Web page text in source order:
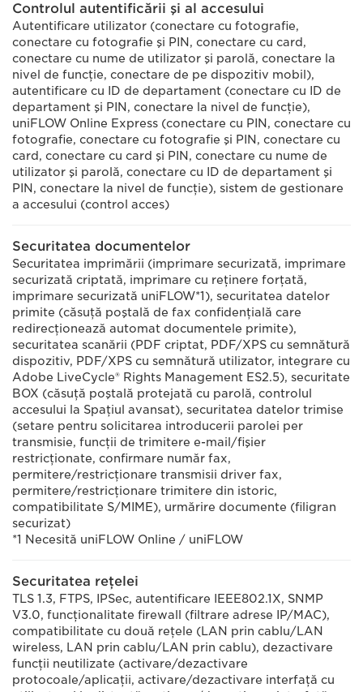
Controlul autentificării şi al accesului
Autentificare utilizator (conectare cu fotografie,
conectare cu fotografie şi PIN, conectare cu card,
conectare cu nume de utilizator şi parolă, conectare la
nivel de funcţie, conectare de pe dispozitiv mobil),
autentificare cu ID de departament (conectare cu ID de
departament şi PIN, conectare la nivel de funcţie),
uniFLOW Online Express (conectare cu PIN, conectare cu
fotografie, conectare cu fotografie şi PIN, conectare cu
card, conectare cu card şi PIN, conectare cu nume de
utilizator şi parolă, conectare cu ID de departament şi
PIN, conectare la nivel de funcţie), sistem de gestionare
a accesului (control acces)
Securitatea documentelor
Securitatea imprimării (imprimare securizată, imprimare
securizată criptată, imprimare cu reţinere forţată,
imprimare securizată uniFLOW*1), securitatea datelor
primite (căsuţă poştală de fax confidenţială care
redirecţionează automat documentele primite),
securitatea scanării (PDF criptat, PDF/XPS cu semnătură
dispozitiv, PDF/XPS cu semnătură utilizator, integrare cu
Adobe LiveCycle® Rights Management ES2.5), securitate
BOX (căsuţă poştală protejată cu parolă, controlul
accesului la Spaţiul avansat), securitatea datelor trimise
(setare pentru solicitarea introducerii parolei per
transmisie, funcţii de trimitere e-mail/fişier
restricţionate, confirmare număr fax,
permitere/restricţionare transmisii driver fax,
permitere/restricţionare trimitere din istoric,
compatibilitate S/MIME), urmărire documente (filigran
securizat)
*1 Necesită uniFLOW Online / uniFLOW
Securitatea reţelei
TLS 1.3, FTPS, IPSec, autentificare IEEE802.1X, SNMP
V3.0, funcţionalitate firewall (filtrare adrese IP/MAC),
compatibilitate cu două reţele (LAN prin cablu/LAN
wireless, LAN prin cablu/LAN prin cablu), dezactivare
funcţii neutilizate (activare/dezactivare
protocoale/aplicaţii, activare/dezactivare interfaţă cu